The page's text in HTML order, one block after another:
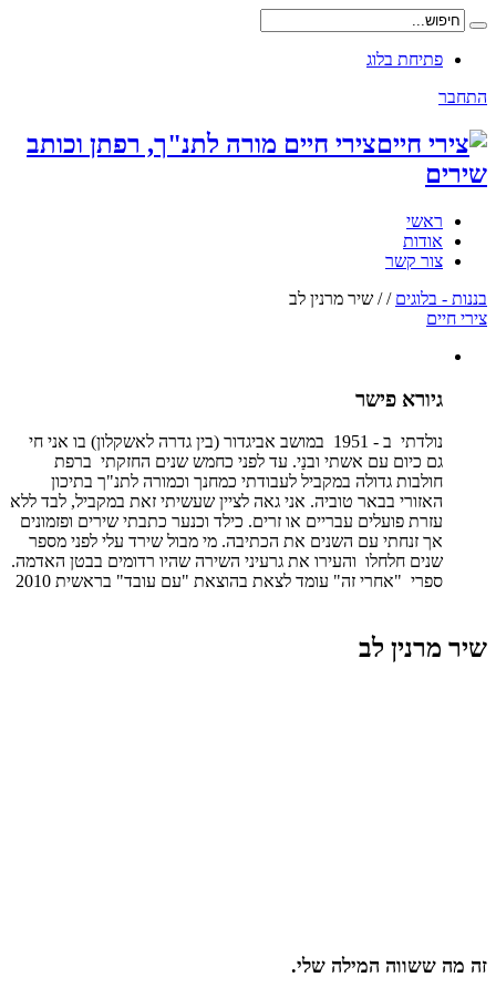
פתיחת בלוג
התחבר
צירי חיים מורה לתנ"ך, רפתן וכותב
שירים
ראשי
אודות
צור קשר
בננות - בלוגים /
/ שיר מרנין לב
צירי חיים
גיורא פישר
נולדתי ב - 1951 במושב אביגדור (בין גדרה לאשקלון) בו אני חי
גם כיום עם אשתי ובנַי. עד לפני כחמש שנים החזקתי ברפת
חולבות גדולה במקביל לעבודתי כמחנך וכמורה לתנ"ך בתיכון
האזורי בבאר טוביה. אני גאה לציין שעשיתי זאת במקביל, לבד ללא
עזרת פועלים עבריים או זרים. כילד וכנער כתבתי שירים ופזמונים
אך זנחתי עם השנים את הכתיבה. מי מבול שירד עלי לפני מספר
שנים חלחלו והעירו את גרעיני השירה שהיו רדומים בבטן האדמה.
ספרי "אחרי זה" עומד לצאת בהוצאת "עם עובד" בראשית 2010
שיר מרנין לב
זה מה ששווה המילה שלי.